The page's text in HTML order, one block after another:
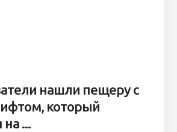
нашли пещеру с
который
на ...